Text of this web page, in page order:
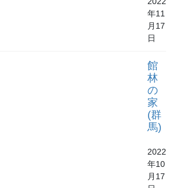
年11
月17
日
館
林
の
家
(群
馬)
2022
年10
月17